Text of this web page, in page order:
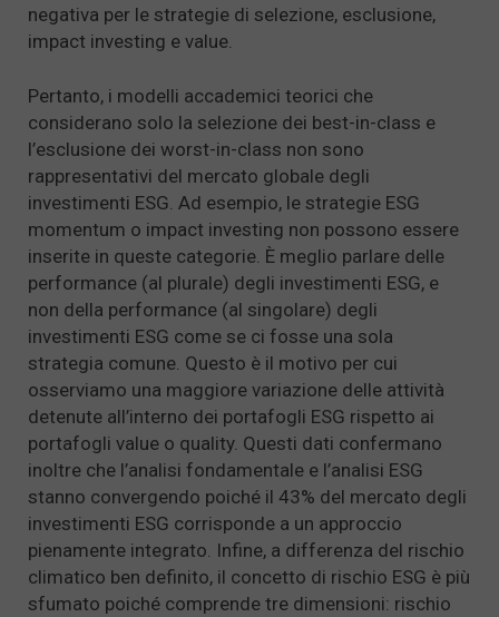
negativa per le strategie di selezione, esclusione,
impact investing e value.
Pertanto, i modelli accademici teorici che
considerano solo la selezione dei best-in-class e
l’esclusione dei worst-in-class non sono
rappresentativi del mercato globale degli
investimenti ESG. Ad esempio, le strategie ESG
momentum o impact investing non possono essere
inserite in queste categorie. È meglio parlare delle
performance (al plurale) degli investimenti ESG, e
non della performance (al singolare) degli
investimenti ESG come se ci fosse una sola
strategia comune. Questo è il motivo per cui
osserviamo una maggiore variazione delle attività
detenute all’interno dei portafogli ESG rispetto ai
portafogli value o quality. Questi dati confermano
inoltre che l’analisi fondamentale e l’analisi ESG
stanno convergendo poiché il 43% del mercato degli
investimenti ESG corrisponde a un approccio
pienamente integrato. Infine, a differenza del rischio
climatico ben definito, il concetto di rischio ESG è più
sfumato poiché comprende tre dimensioni: rischio